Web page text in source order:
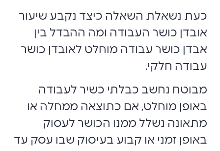
כעת נשאלת השאלה כיצד נקבע שיעור
אובדן כושר העבודה ומה ההבדל בין
אבדן כושר עבודה מוחלט לאובדן כושר
עבודה חלקי.
מבוטח נחשב כבלתי כשיר לעבודה
באופן מוחלט, אם כתוצאה ממחלה או
מתאונה נשלל ממנו הכושר לעסוק
באופן זמני או קבוע בעיסוק שבו עסק עד